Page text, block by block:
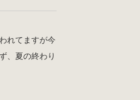
れてますが今
、夏の終わり